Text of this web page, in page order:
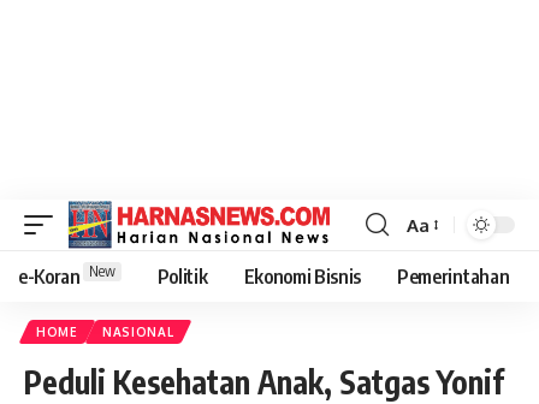
Aa
e-Koran New Politik Ekonomi Bisnis Pemerintahan
HOME NASIONAL
Peduli Kesehatan Anak, Satgas Yonif